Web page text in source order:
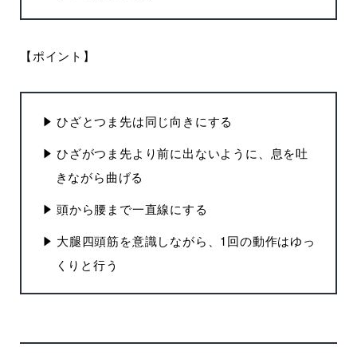
【ポイント】
ひざとつま先は同じ向きにする
ひざがつま先より前に出ないように、息を吐
きながら曲げる
頭から腰まで一直線にする
大腿四頭筋を意識しながら、1回の動作はゆっ
くりと行う